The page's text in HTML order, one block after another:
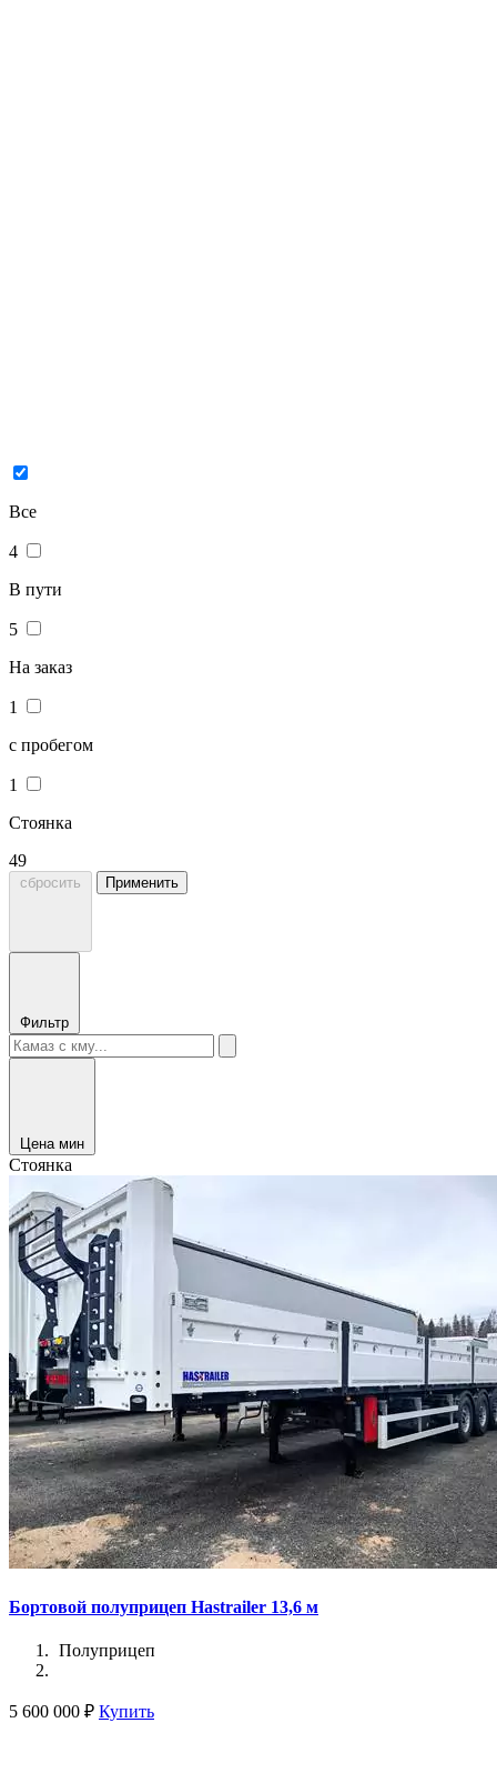
Все
4
В пути
5
На заказ
1
с пробегом
1
Стоянка
49
сбросить Применить
Фильтр
Цена мин
Стоянка
Бортовой полуприцеп Hastrailer 13,6 м
Полуприцеп
5 600 000 ₽ Купить